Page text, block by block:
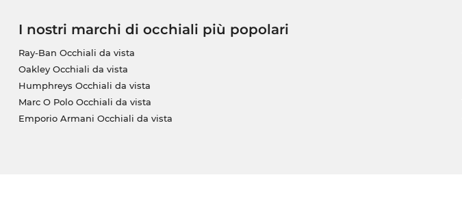
I nostri marchi di occhiali più popolari
Ray-Ban Occhiali da vista
Oakley Occhiali da vista
Humphreys Occhiali da vista
Marc O Polo Occhiali da vista
Emporio Armani Occhiali da vista